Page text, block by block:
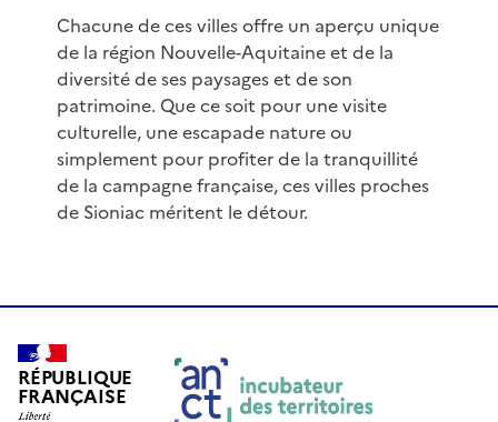
Chacune de ces villes offre un aperçu unique
de la région Nouvelle-Aquitaine et de la
diversité de ses paysages et de son
patrimoine. Que ce soit pour une visite
culturelle, une escapade nature ou
simplement pour profiter de la tranquillité
de la campagne française, ces villes proches
de Sioniac méritent le détour.
RÉPUBLIQUE
FRANÇAISE